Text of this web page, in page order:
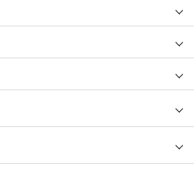
お歳暮
ジルスチュアート
SK-Ⅱ
新宿高野
ママ＆キッズ
五月人形